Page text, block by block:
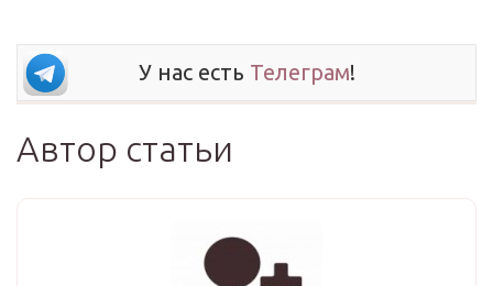
У нас есть Телеграм!
Автор статьи